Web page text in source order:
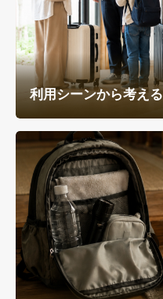
利用シーンから考える